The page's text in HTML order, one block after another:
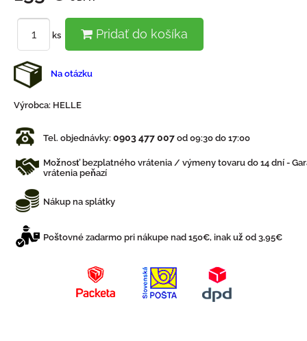
ks Pridať do košíka
Na otázku
Výrobca: HELLE
Tel. objednávky: 0903 477 007 od 09:30 do 17:00
Možnosť bezplatného vrátenia / výmeny tovaru do 14 dní -
vrátenia peňazí
Nákup na splátky
Poštovné zadarmo pri nákupe nad 150€, inak už od 3,95€